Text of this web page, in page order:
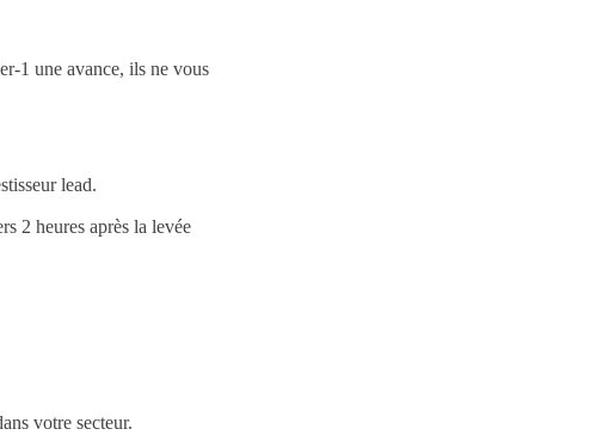
1 une avance, ils ne vous
lead.
2 heures après la levée
votre secteur.